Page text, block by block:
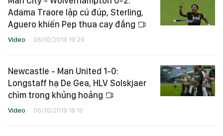
Adama Traore lập cú đúp, Sterling,
Aguero khiến Pep thua cay đắng
Video 06/10/2019 19:29
Newcastle - Man United 1-0:
Longstaff hạ De Gea, HLV Solskjaer
chìm trong khủng hoảng
Video 06/10/2019 18:10